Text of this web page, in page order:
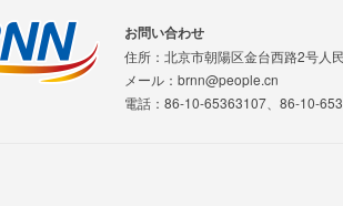
お問い合わせ
住所：北京市朝陽区金台西路2号人
メール：brnn@people.cn
電話：86-10-65363107、86-10-